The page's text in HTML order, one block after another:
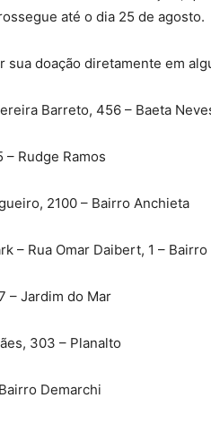
até o dia 25 de agosto.
doação diretamente em
Barreto, 456 – Baeta
– Rudge Ramos
2100 – Bairro Anchieta
– Rua Omar Daibert, 1 – Bairro
– Jardim do Mar
303 – Planalto
Demarchi